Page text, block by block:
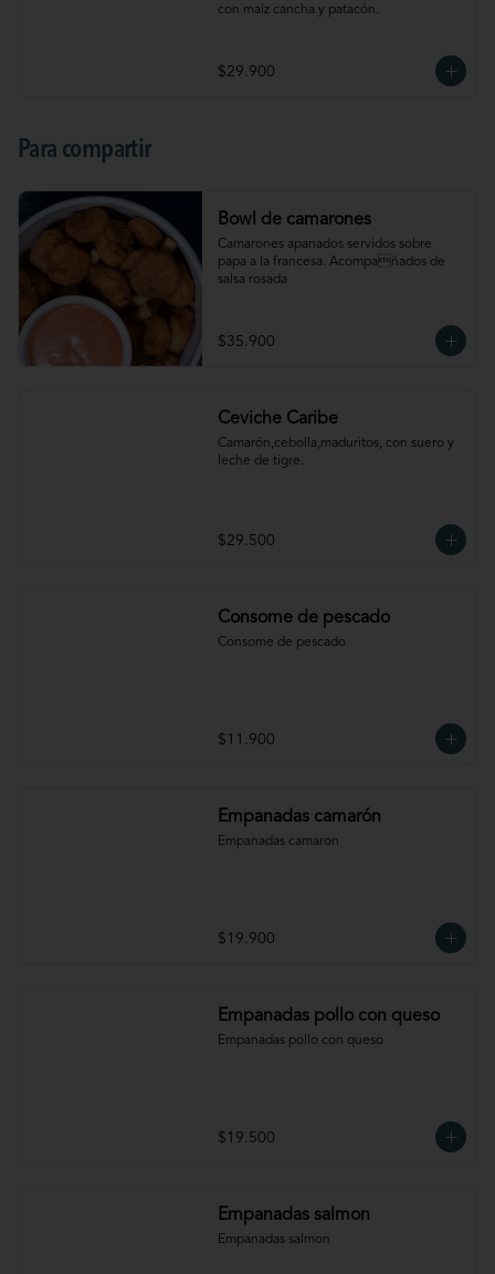
con maíz cancha y patacón.
$29.900
Para compartir
Bowl de camarones
Camarones apanados servidos sobre
papa a la francesa. Acompañados de
salsa rosada
$35.900
Ceviche Caribe
Camarón,cebolla,maduritos, con suero y
leche de tigre.
$29.500
Consome de pescado
Consome de pescado
$11.900
Empanadas camarón
Empanadas camaron
$19.900
Empanadas pollo con queso
Empanadas pollo con queso
$19.500
Empanadas salmon
Empanadas salmon